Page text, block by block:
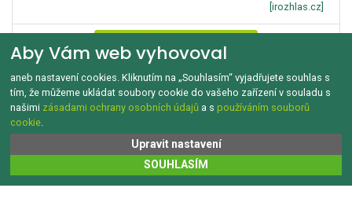
[irozhlas.cz]
GDPR a Cookies
Copyright © 1992‑2026 Jak třídit.cz Všechna práva vyhrazena.
Aby Vám web vyhovoval
aneb nastavení cookies. Kliknutím na „Souhlasím“ vyjadřujete souhlas s
tím, že můžeme ukládat soubory cookie do vašeho zařízení v souladu s
našimi zásadami ochrany osobních údajů a s používáním souborů
cookie.
Upravit nastavení
SOUHLASÍM